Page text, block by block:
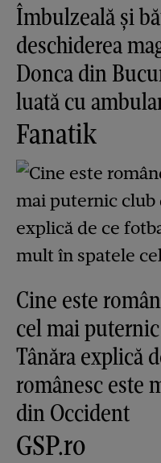
Îmbulzeală și
deschiderea
Donca din
luată cu
Fanatik
Cine este
cel mai
Tânăra explică
românesc este
din Occident
GSP.ro